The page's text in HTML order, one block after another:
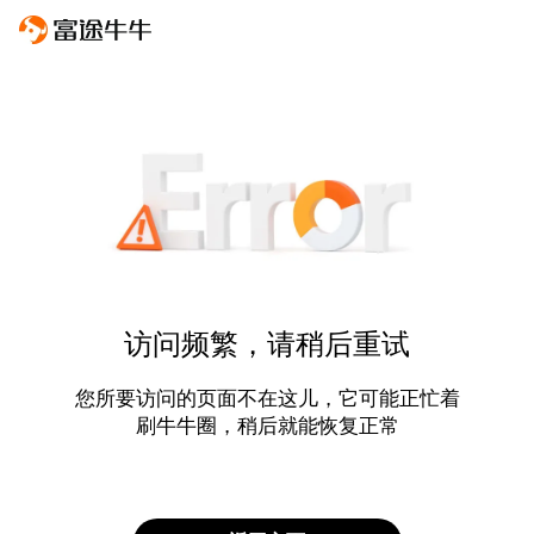
访问频繁，请稍后重试
您所要访问的页面不在这儿，它可能正忙着
刷牛牛圈，稍后就能恢复正常